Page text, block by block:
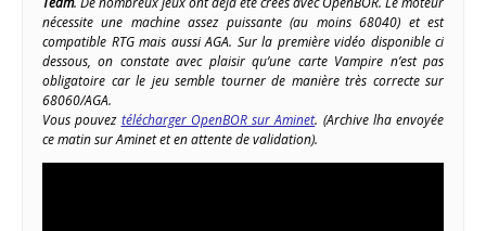
nécessite une machine assez puissante (au moins 68040) et est
compatible RTG mais aussi AGA. Sur la première vidéo disponible ci
dessous, on constate avec plaisir qu’une carte Vampire n’est pas
obligatoire car le jeu semble tourner de manière très correcte sur
68060/AGA.
Vous pouvez télécharger OpenBOR sur Aminet. (Archive lha envoyée
ce matin sur Aminet et en attente de validation).